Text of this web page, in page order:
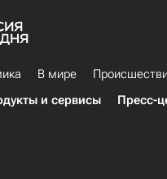
В мире
и сервисы Пресс-